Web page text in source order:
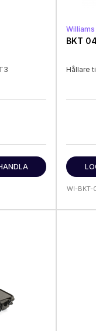
Williams
BKT
Hållare
WI-